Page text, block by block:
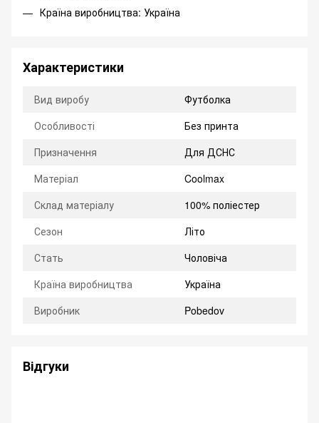
Країна виробництва: Україна
Характеристики
Вид виробу
Футболка
Особливості
Без принта
Призначення
Для ДСНС
Матеріал
Coolmax
Склад матеріалу
100% поліестер
Сезон
Літо
Стать
Чоловіча
Країна виробництва
Україна
Виробник
Pobedov
Відгуки